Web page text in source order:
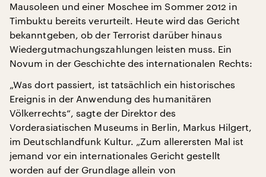
Mausoleen und einer Moschee im Sommer 2012 in
Timbuktu bereits verurteilt. Heute wird das Gericht
bekanntgeben, ob der Terrorist darüber hinaus
Wiedergutmachungszahlungen leisten muss. Ein
Novum in der Geschichte des internationalen Rechts:
„Was dort passiert, ist tatsächlich ein historisches
Ereignis in der Anwendung des humanitären
Völkerrechts“, sagte der Direktor des
Vorderasiatischen Museums in Berlin, Markus Hilgert,
im Deutschlandfunk Kultur. „Zum allerersten Mal ist
jemand vor ein internationales Gericht gestellt
worden auf der Grundlage allein von